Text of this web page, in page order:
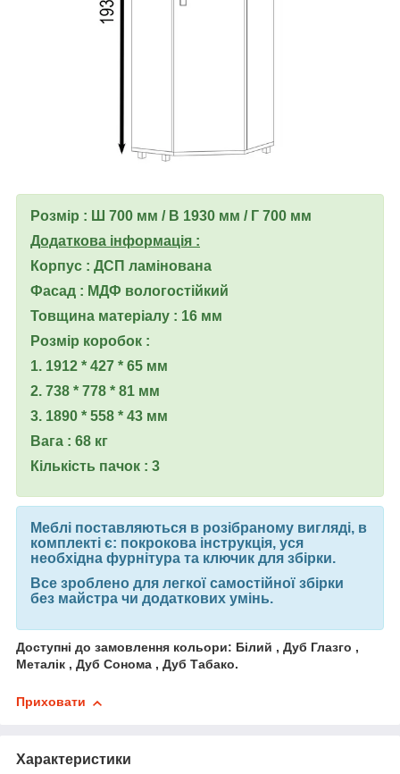
Розмір : Ш 700 мм / В 1930 мм / Г 700 мм
Додаткова інформація :
Корпус : ДСП ламінована
Фасад : МДФ вологостійкий
Товщина матеріалу : 16 мм
Розмір коробок :
1. 1912 * 427 * 65 мм
2. 738 * 778 * 81 мм
3. 1890 * 558 * 43 мм
Вага : 68 кг
Кількість пачок : 3
Меблі поставляються в розібраному вигляді, в
комплекті є: покрокова інструкція, уся
необхідна фурнітура та ключик для збірки.
Все зроблено для легкої самостійної збірки
без майстра чи додаткових умінь.
Доступні до замовлення кольори: Білий , Дуб Глазго ,
Металік , Дуб Сонома , Дуб Табако.
Приховати
Характеристики